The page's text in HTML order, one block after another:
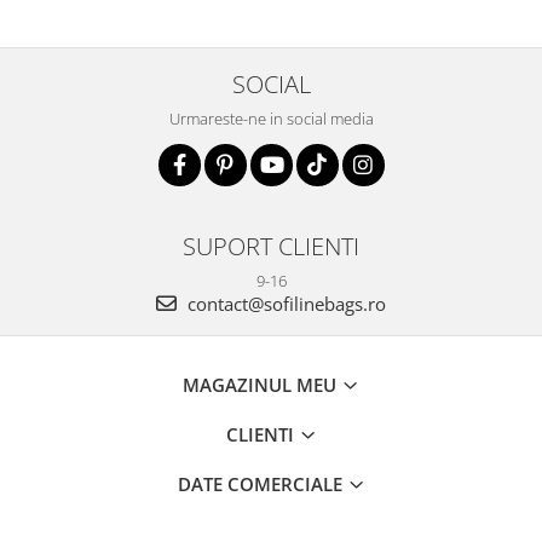
SOCIAL
Urmareste-ne in social media
SUPORT CLIENTI
9-16
contact@sofilinebags.ro
MAGAZINUL MEU
CLIENTI
DATE COMERCIALE